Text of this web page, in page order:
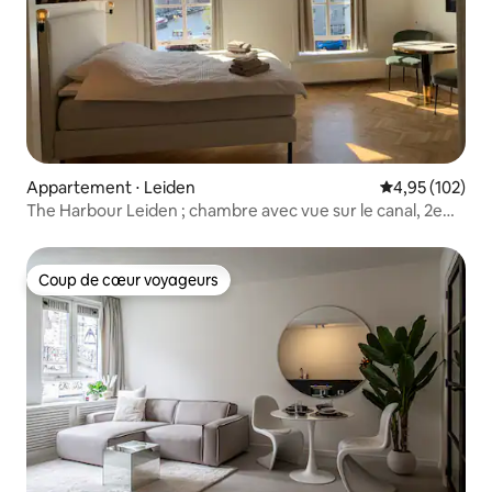
Appartement ⋅ Leiden Évaluation
4,95 (102)
The Harbour Leiden ; chambre avec vue sur le canal, 2e
Coup de cœur voyageurs
Coup de cœur voyageurs